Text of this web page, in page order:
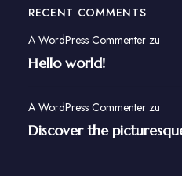
RECENT COMMENTS
A WordPress Commenterzu
Hello world!
A WordPress Commenterzu
Discover the